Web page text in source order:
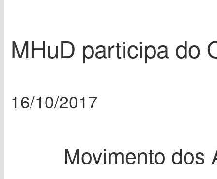
MHuD participa do
16/10/2017
Movimento dos